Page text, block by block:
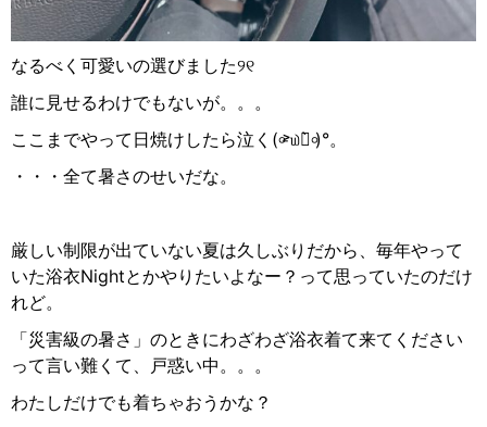
なるべく可愛いの選びました୨୧
誰に見せるわけでもないが。。。
ここまでやって日焼けしたら泣く (৹˃̵௰ก̀৹)°。
・・・全て暑さのせいだな。
厳しい制限が出ていない夏は久しぶりだから、毎年やって
いた浴衣Nightとかやりたいよなー？って思っていたのだけ
れど。
「災害級の暑さ」のときにわざわざ浴衣着て来てください
って言い難くて、戸惑い中。。。
わたしだけでも着ちゃおうかな？